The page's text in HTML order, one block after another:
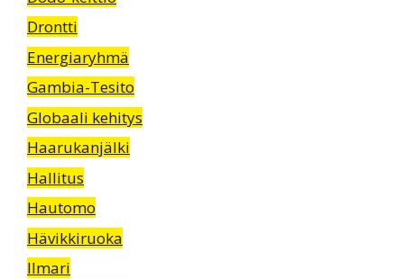
Drontti
Energiaryhmä
Gambia-Tesito
Globaali kehitys
Haarukanjälki
Hallitus
Hautomo
Hävikkiruoka
Ilmari